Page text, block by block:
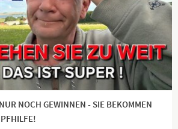
NOCH GEWINNEN - SIE BEKOMMEN